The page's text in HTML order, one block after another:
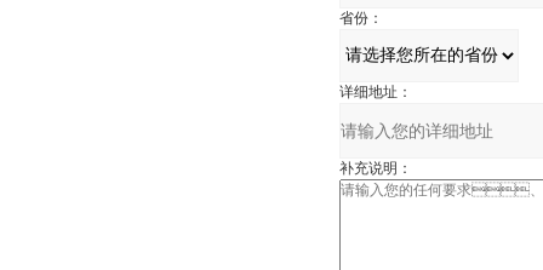
省份：
详细地址：
补充说明：